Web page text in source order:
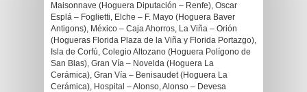
Maisonnave (Hoguera Diputación – Renfe), Oscar
Esplá – Foglietti, Elche – F. Mayo (Hoguera Baver
Antigons), México – Caja Ahorros, La Viña – Orión
(Hogueras Florida Plaza de la Viña y Florida Portazgo),
Isla de Corfú, Colegio Altozano (Hoguera Polígono de
San Blas), Gran Vía – Novelda (Hoguera La
Cerámica), Gran Vía – Benisaudet (Hoguera La
Cerámica), Hospital – Alonso, Alonso – Devesa